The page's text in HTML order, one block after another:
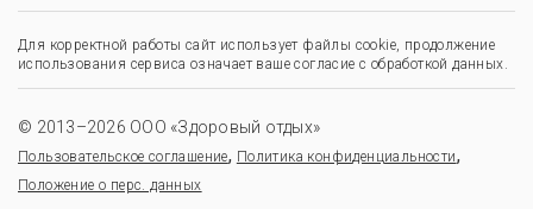
Для корректной работы сайт использует файлы cookie, продолжение
использования сервиса означает ваше согласие с обработкой данных.
© 2013–2026 ООО «Здоровый отдых»
Пользовательское соглашение, Политика конфиденциальности,
Положение о перс. данных